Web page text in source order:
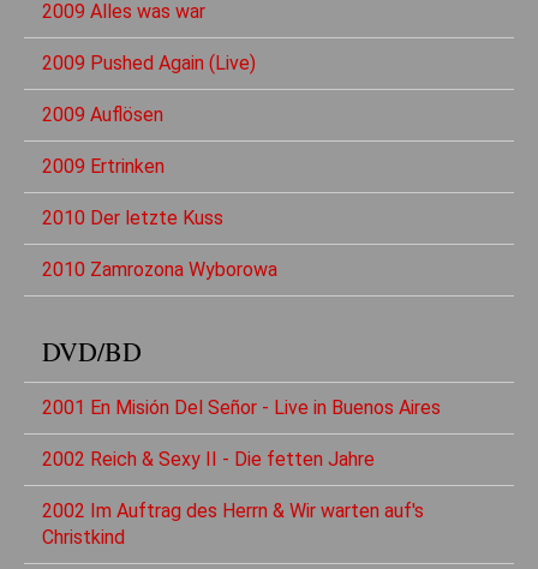
2009 Alles was war
2009 Pushed Again (Live)
2009 Auflösen
2009 Ertrinken
2010 Der letzte Kuss
2010 Zamrozona Wyborowa
DVD/BD
2001 En Misión Del Señor - Live in Buenos Aires
2002 Reich & Sexy II - Die fetten Jahre
2002 Im Auftrag des Herrn & Wir warten auf's
Christkind